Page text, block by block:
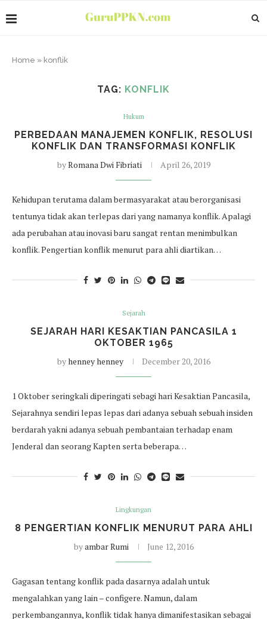
Home » konflik
TAG: KONFLIK
Hukum
PERBEDAAN MANAJEMEN KONFLIK, RESOLUSI
KONFLIK DAN TRANSFORMASI KONFLIK
byRomana Dwi Fibriati April 26, 2019
Kehidupan terutama dalam bermasyarakat atau berorganisasi
tentunya tidak akan terlepas dari yang namanya konflik. Apalagi
ada perubahan atau inovasi baru sangat rentan menimbulkan
konflik. Pengertian konflik menurut para ahli diartikan…
Sejarah
SEJARAH HARI KESAKTIAN PANCASILA 1
OKTOBER 1965
byhenney henney December 20, 2016
1 Oktober seringkali diperingati sebagi hari Kesaktian Pancasila,
Sejarahnya sendiri lepas lepas dari adanya sebuah sebuah insiden
berdarah yakni adanya sebuah pembantaian terhadap enam
Jenderal dan seorang Kapten serta beberapa…
Lingkungan
8 PENGERTIAN KONFLIK MENURUT PARA AHLI
byambar Rumi June 12, 2016
Gagasan tentang konflik pada dasarnya adalah untuk
mengalahkan yang lain – configere. Namun, dalam
perkembangannya, konflik tidak hanya dimanifestasikan sebagai